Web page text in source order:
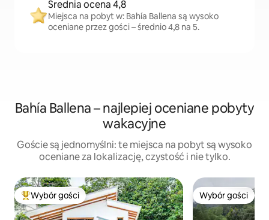
Średnia ocena 4,8
Miejsca na pobyt w: Bahía Ballena są wysoko
oceniane przez gości – średnio 4,8 na 5.
Bahía Ballena – najlepiej oceniane pobyty
wakacyjne
Goście są jednomyślni: te miejsca na pobyt są wysoko
oceniane za lokalizację, czystość i nie tylko.
Najpopularniejsze z kategorii Wybór gości
Wybór gości Wybór gości
Wybór gości